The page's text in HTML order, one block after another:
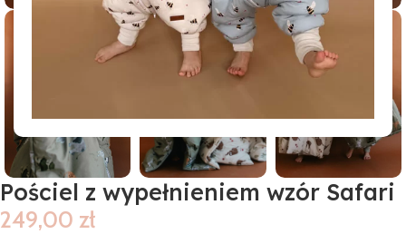
Pościel z wypełnieniem wzór Safari
249,00 zł